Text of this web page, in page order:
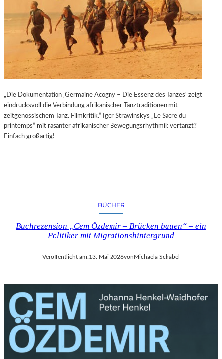
„Die Dokumentation ‚Germaine Acogny – Die Essenz des Tanzes‘ zeigt
eindrucksvoll die Verbindung afrikanischer Tanztraditionen mit
zeitgenössischem Tanz. Filmkritik.“ Igor Strawinskys „Le Sacre du
printemps“ mit rasanter afrikanischer Bewegungsrhythmik vertanzt?
Einfach großartig!
BÜCHER
Buchrezension „Cem Özdemir – Brücken bauen“ – ein
Politiker mit Migrationshintergrund
Veröffentlicht am:13. Mai 2026vonMichaela Schabel